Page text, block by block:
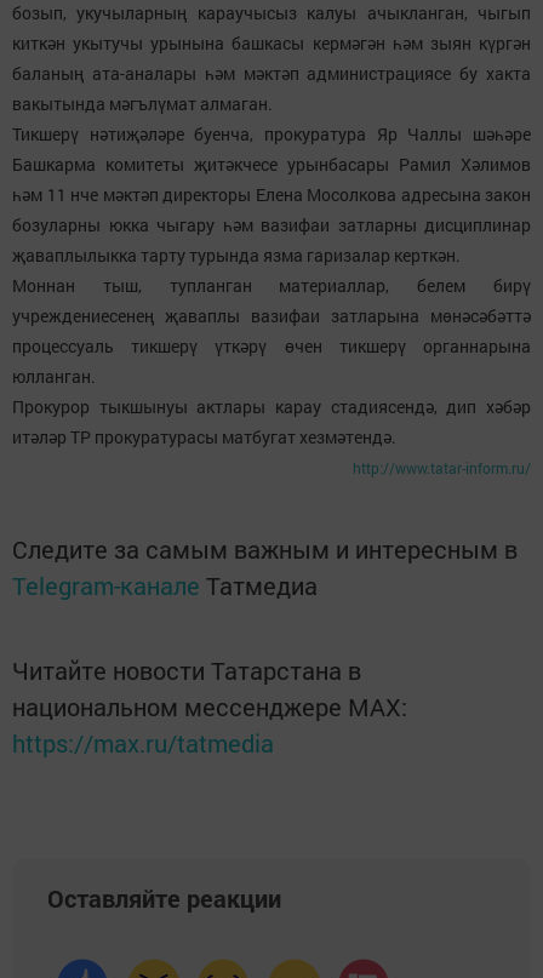
бозып, укучыларның караучысыз калуы ачыкланган, чыгып
киткән укытучы урынына башкасы кермәгән һәм зыян күргән
баланың ата-аналары һәм мәктәп администрациясе бу хакта
вакытында мәгълүмат алмаган.
Тикшерү нәтиҗәләре буенча, прокуратура Яр Чаллы шәһәре
Башкарма комитеты җитәкчесе урынбасары Рамил Хәлимов
һәм 11 нче мәктәп директоры Елена Мосолкова адресына закон
бозуларны юкка чыгару һәм вазифаи затларны дисциплинар
җаваплылыкка тарту турында язма гаризалар керткән.
Моннан тыш, тупланган материаллар, белем бирү
учреждениесенең җаваплы вазифаи затларына мөнәсәбәттә
процессуаль тикшерү үткәрү өчен тикшерү органнарына
юлланган.
Прокурор тыкшынуы актлары карау стадиясендә, дип хәбәр
итәләр ТР прокуратурасы матбугат хезмәтендә.
http://www.tatar-inform.ru/
Следите за самым важным и интересным в
Telegram-канале Татмедиа
Читайте новости Татарстана в
национальном мессенджере MАХ:
https://max.ru/tatmedia
Оставляйте реакции